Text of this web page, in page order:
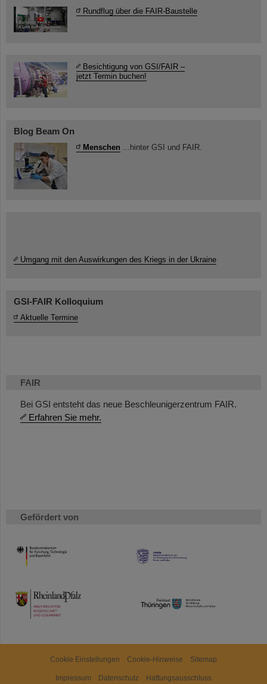
FAIR
Bei GSI entsteht das neue Beschleunigerzentrum FAIR.
Erfahren Sie mehr.
Gefördert von
HMWK
TMWWDG
Rundflug über die FAIR-Baustelle
Besichtigung von GSI/FAIR –
jetzt Termin buchen!
Blog Beam On
Menschen ...hinter GSI und FAIR.
Umgang mit den Auswirkungen des Kriegs in der Ukraine
GSI-FAIR Kolloquium
Aktuelle Termine
Cookie Einstellungen Cookie-Hinweise Sitemap
Impressum Datenschutz Haftungsausschluss